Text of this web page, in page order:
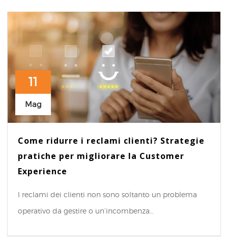
11
Mag
Come ridurre i reclami clienti? Strategie
pratiche per migliorare la Customer
Experience
I reclami dei clienti non sono soltanto un problema
operativo da gestire o un’incombenza…